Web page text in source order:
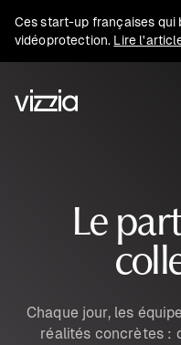
Ces start-up françaises qui
vidéoprotection. Lire
Le
Chaque jour, les
réalités concrètes :